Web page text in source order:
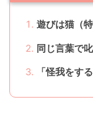
遊びは猫（
同じ言葉で
「怪我をす